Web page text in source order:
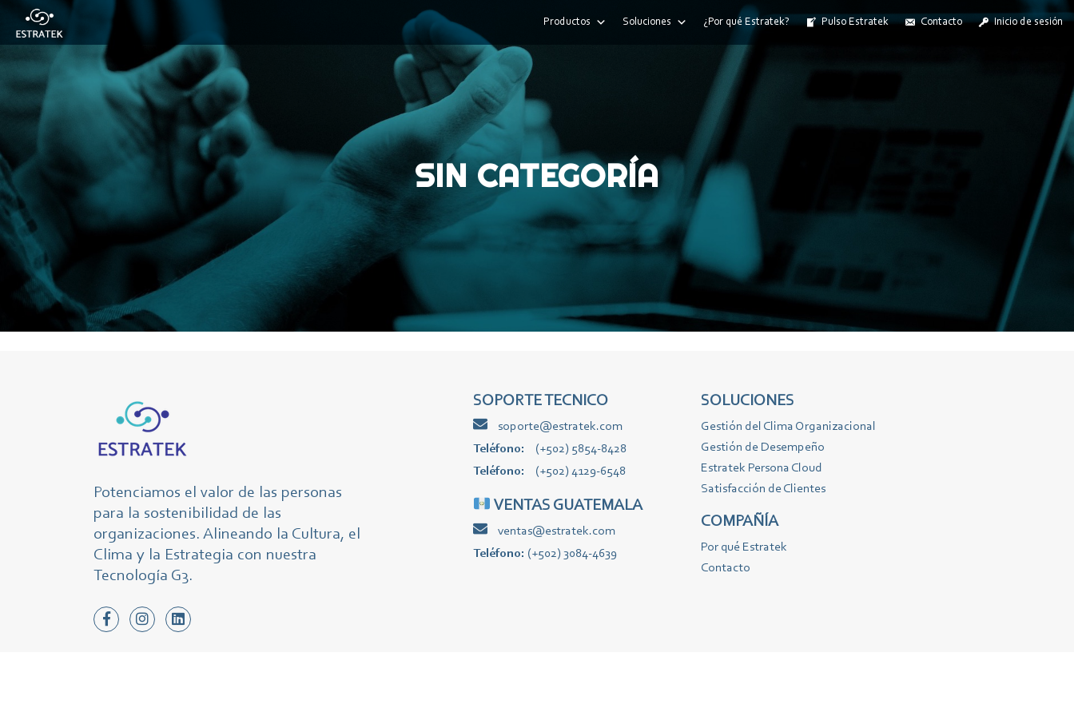
Productos Soluciones ¿Por qué Estratek? Pulso Estratek Contacto Inicio de sesión
SIN CATEGORÍA
Potenciamos el valor de las personas
para la sostenibilidad de las
organizaciones. Alineando la Cultura, el
Clima y la Estrategia con nuestra
Tecnología G3.
SOPORTE TECNICO
soporte@estratek.com
Teléfono:
(+502) 5854-8428
Teléfono:
(+502) 4129-6548
VENTAS GUATEMALA
ventas@estratek.com
Teléfono: (+502) 3084-4639
SOLUCIONES
Gestión del Clima Organizacional
Gestión de Desempeño
Estratek Persona Cloud
Satisfacción de Clientes
COMPAÑÍA
Por qué Estratek
Contacto